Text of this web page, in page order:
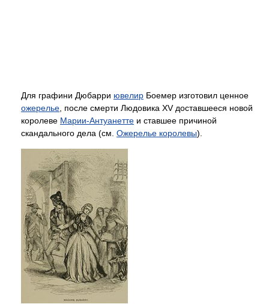
Для графини Дюбарри ювелир Боемер изготовил ценное
ожерелье , после смерти Людовика XV доставшееся новой
королеве Марии-Антуанетте и ставшее причиной
скандального дела (см. Ожерелье королевы).